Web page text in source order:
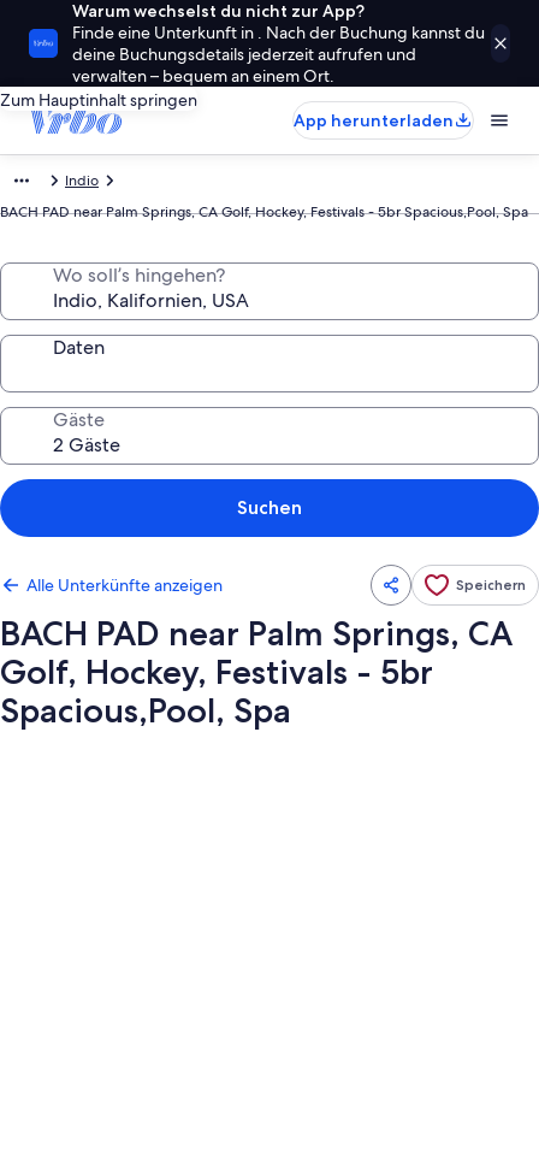
Warum wechselst du nicht zur App?
Finde eine Unterkunft in . Nach der Buchung kannst du
deine Buchungsdetails jederzeit aufrufen und
verwalten – bequem an einem Ort.
Zum Hauptinhalt springen
App herunterladen
Indio
BACH PAD near Palm Springs, CA Golf, Hockey, Festivals - 5br Spacious,Pool, Spa
Wo soll’s hingehen?
Daten
Gäste
Suchen
Alle Unterkünfte anzeigen Speichern
BACH PAD near Palm Springs, CA
Golf, Hockey, Festivals - 5br
Spacious,Pool, Spa